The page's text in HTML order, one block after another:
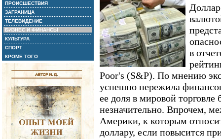
ПРОИСШЕСТВИЯ
ЗАГРАНИЦА
ТЕЛЕВИДЕНИЕ
БИЗНЕС И ФИНАНСЫ
КУЛЬТУРА
СПОРТ
КРОМЕ ТОГО
в
Poor's (S&P). По мнению
успешно пережила
ее доля в мировой торговле
незначительно. Впрочем,
Америки, к которым
доллару, если повысится